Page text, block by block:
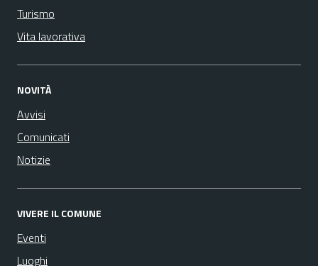
Turismo
Vita lavorativa
NOVITÀ
Avvisi
Comunicati
Notizie
VIVERE IL COMUNE
Eventi
Luoghi